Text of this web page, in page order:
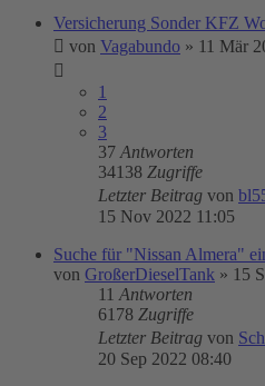
Versicherung Sonder KFZ
von Vagabundo » 11 Mär
1
2
3
37 Antworten
34138 Zugriffe
Letzter Beitrag von
15 Nov 2022 11:05
Suche für "Nissan Almera"
von GroßerDieselTank » 15
11 Antworten
6178 Zugriffe
Letzter Beitrag von
20 Sep 2022 08:40